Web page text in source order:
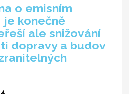
o emisním
je konečně
ale snižování
dopravy a budov